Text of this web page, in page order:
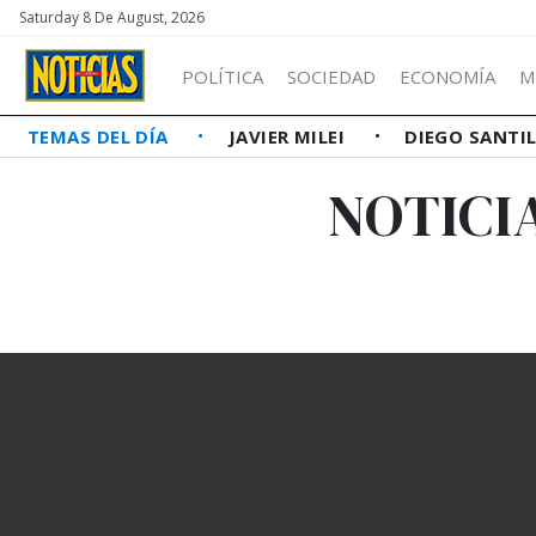
Saturday 8 De August, 2026
POLÍTICA SOCIEDAD ECONOMÍA
TEMAS DEL DÍA JAVIER MILEI DIEGO